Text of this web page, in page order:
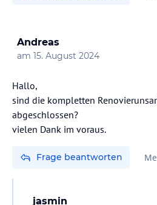
Andreas
am 15. August 2024
Hallo,
sind die kompletten
abgeschlossen?
vielen Dank im voraus.
Frage beantworten
jasmin